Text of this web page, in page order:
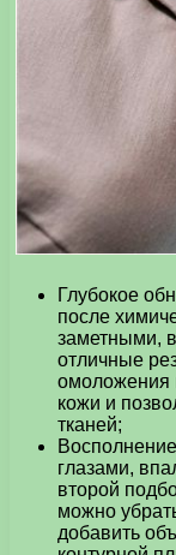
Глубокое
после
заметными,
отличные
омоложения
кожи и
тканей;
глазами,
второй
можно
добавить